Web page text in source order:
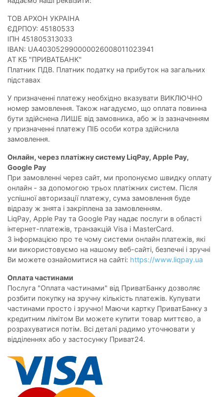
ТОВ АРХОН УКРАIНА
ЄДРПОУ: 45180533
ІПН 451805313033
IBAN: UA403052990000026008011023941
АТ КБ "ПРИВАТБАНК"
Платник ПДВ. Платник податку на прибуток на загальних
підставах
У призначенні платежу необхідно вказувати ВИКЛЮЧНО
номер замовлення. Також нагадуємо, що оплата повинна
бути здійснена ЛИШЕ від замовника, або ж із зазначенням
у призначенні платежу ПІБ особи котра здійснила
замовлення.
Онлайн, через платіжну систему LiqPay, Apple Pay,
Google Pay
При замовленні через сайт, ми пропонуємо швидку оплату
онлайн - за допомогою трьох платіжних систем. Після
успішної авторизації платежу, сума замовлення буде
відразу ж знята і закріплена за замовленням.
LiqPay, Apple Pay та Google Pay надає послуги в області
інтернет-платежів, транзакцій Visa і MasterCard.
З інформацією про те чому системи онлайн платежів, які
ми використовуємо на нашому веб-сайті, безпечні і зручні
Ви можете ознайомитися на сайті: https://www.liqpay.ua
Оплата частинами
Послуга "Оплата частинами" від ПриватБанку дозволяє
розбити покупку на зручну кількість платежів. Купувати
частинами просто і зручно! Маючи картку ПриватБанку з
кредитним лімітом Ви можете купити товар миттєво, а
розрахуватися потім. Всі деталі радимо уточнювати у
відділеннях або у застосунку Приват24.